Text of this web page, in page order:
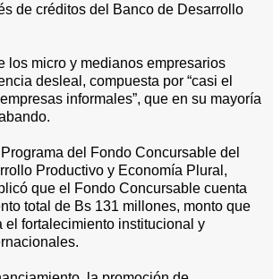
de créditos del Banco de Desarrollo
los micro y medianos empresarios
desleal, compuesta por “casi el
informales”, que en su mayoría
del Fondo Concursable del
Productivo y Economía Plural,
que el Fondo Concursable cuenta
total de Bs 131 millones, monto que
el fortalecimiento institucional y